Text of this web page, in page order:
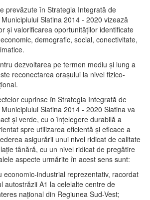
prevăzute în Strategia Integrată de
Slatina 2014 - 2020 vizează
şi valorificarea oportunităţilor identificate
demografic, social, conectivitate,
dezvoltarea pe termen mediu şi lung a
reconectarea oraşului la nivel fizico-
cuprinse în Strategia Integrată de
Slatina 2014 - 2020 Slatina va
şi verde, cu o înţelegere durabilă a
spre utilizarea eficientă şi eficace a
asigurării unui nivel ridicat de calitate
tânără, cu un nivel ridicat de pregătire
aspecte urmărite în acest sens sunt:
economic-industrial reprezentativ, racordat
autostrăzii A1 la celelalte centre de
naţional din Regiunea Sud-Vest;